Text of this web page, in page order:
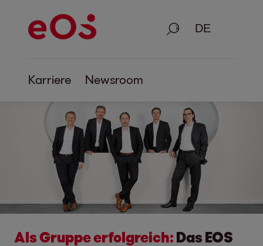
Suche
Karriere Newsroom
Als Gruppe erfolgreich: Das EOS